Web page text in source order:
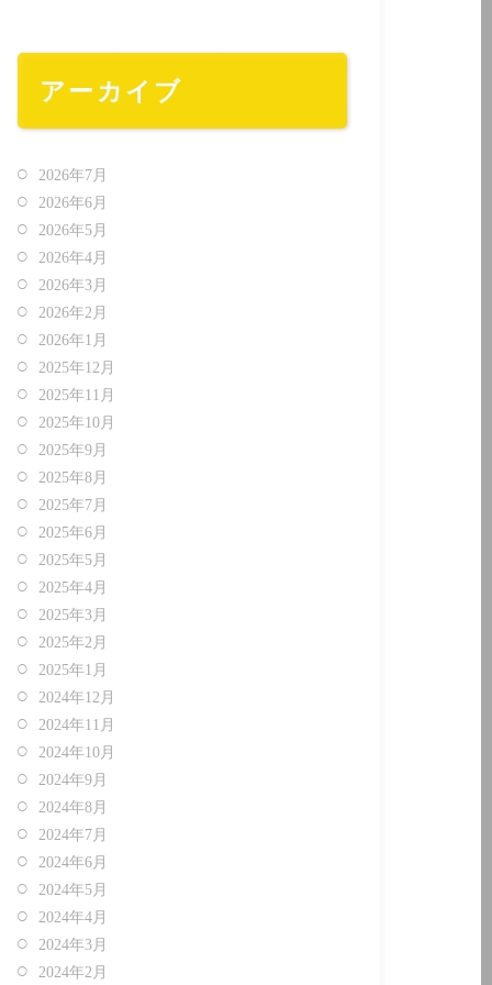
アーカイブ
2026年7月
2026年6月
2026年5月
2026年4月
2026年3月
2026年2月
2026年1月
2025年12月
2025年11月
2025年10月
2025年9月
2025年8月
2025年7月
2025年6月
2025年5月
2025年4月
2025年3月
2025年2月
2025年1月
2024年12月
2024年11月
2024年10月
2024年9月
2024年8月
2024年7月
2024年6月
2024年5月
2024年4月
2024年3月
2024年2月